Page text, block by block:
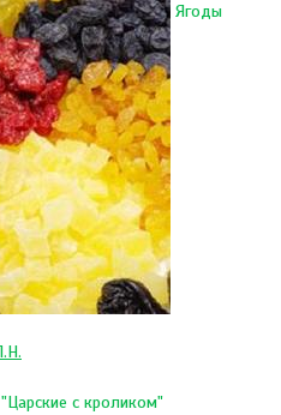
Ягоды
с кроликом"